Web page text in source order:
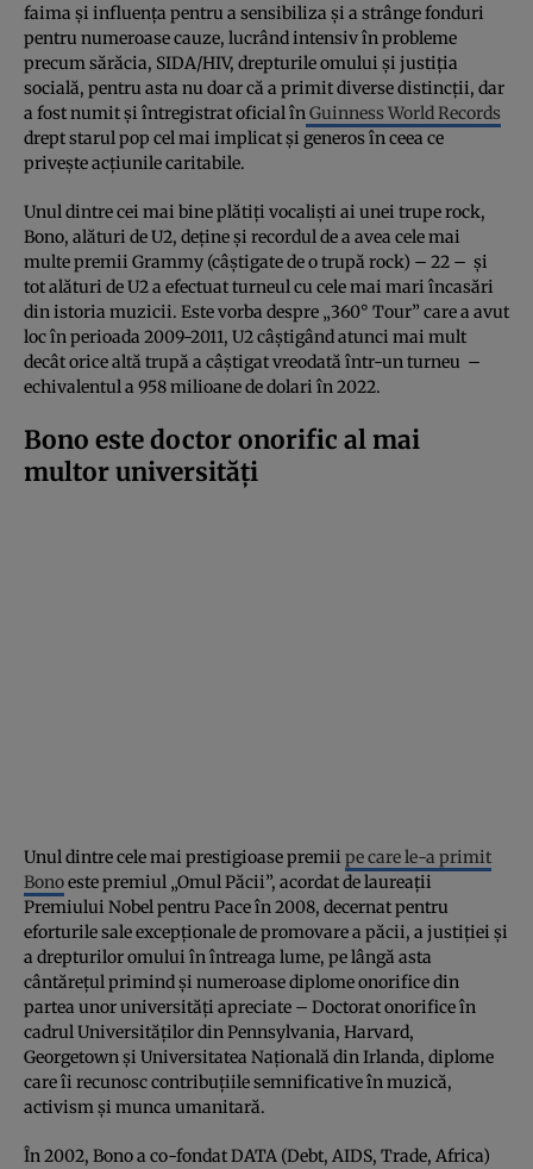
faima și influența pentru a sensibiliza și a strânge fonduri
pentru numeroase cauze, lucrând intensiv în probleme
precum sărăcia, SIDA/HIV, drepturile omului și justiția
socială, pentru asta nu doar că a primit diverse distincții, dar
a fost numit și întregistrat oficial înGuinness World Records
drept starul pop cel mai implicat și generos în ceea ce
privește acțiunile caritabile.
Unul dintre cei mai bine plătiți vocaliști ai unei trupe rock,
Bono, alături de U2, deține și recordul de a avea cele mai
multe premii Grammy (câștigate de o trupă rock) – 22 – și
tot alături de U2 a efectuat turneul cu cele mai mari încasări
din istoria muzicii. Este vorba despre „360° Tour” care a avut
loc în perioada 2009-2011, U2 câștigând atunci mai mult
decât orice altă trupă a câștigat vreodată într-un turneu –
echivalentul a 958 milioane de dolari în 2022.
Bono este doctor onorific al mai
multor universități
Unul dintre cele mai prestigioase premii pe care le-a primit
Bonoeste premiul „Omul Păcii”, acordat de laureații
Premiului Nobel pentru Pace în 2008, decernat pentru
eforturile sale excepționale de promovare a păcii, a justiției și
a drepturilor omului în întreaga lume, pe lângă asta
cântărețul primind și numeroase diplome onorifice din
partea unor universități apreciate – Doctorat onorifice în
cadrul Universităților din Pennsylvania, Harvard,
Georgetown și Universitatea Națională din Irlanda, diplome
care îi recunosc contribuțiile semnificative în muzică,
activism și munca umanitară.
În 2002, Bono a co-fondat DATA (Debt, AIDS, Trade, Africa)